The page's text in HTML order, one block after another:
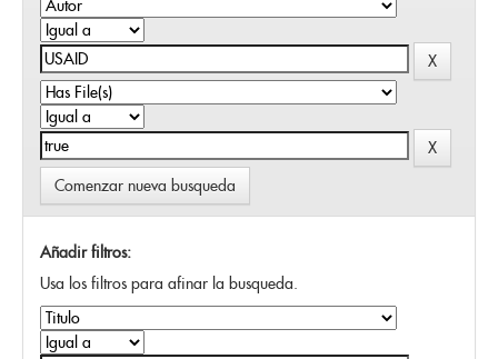
Comenzar nueva busqueda
Añadir filtros:
Usa los filtros para afinar la busqueda.